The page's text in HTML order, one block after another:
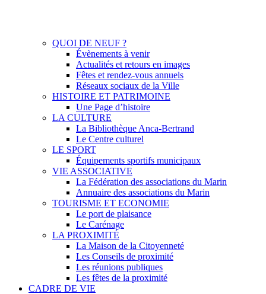
QUOI DE NEUF ?
Évènements à venir
Actualités et retours en images
Fêtes et rendez-vous annuels
Réseaux sociaux de la Ville
HISTOIRE ET PATRIMOINE
Une Page d’histoire
LA CULTURE
La Bibliothèque Anca-Bertrand
Le Centre culturel
LE SPORT
Équipements sportifs municipaux
VIE ASSOCIATIVE
La Fédération des associations du Marin
Annuaire des associations du Marin
TOURISME ET ECONOMIE
Le port de plaisance
Le Carénage
LA PROXIMITÉ
La Maison de la Citoyenneté
Les Conseils de proximité
Les réunions publiques
Les fêtes de la proximité
CADRE DE VIE